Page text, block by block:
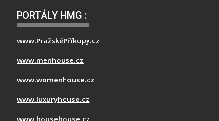
PORTÁLY HMG :
www.PražskéPříkopy.cz
www.menhouse.cz
www.womenhouse.cz
www.luxuryhouse.cz
www.househouse.cz